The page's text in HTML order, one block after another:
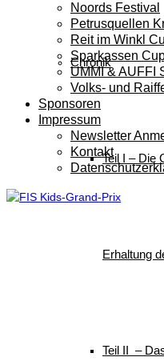
Chronik
Teil I – Die
Erhaltung
Teil II –
Noords Festival
Petrusquellen
Reit im Winkl
Sparkassen
UMMI & AUFFI
Volks- und
Sponsoren
Impressum
Newsletter
Kontakt